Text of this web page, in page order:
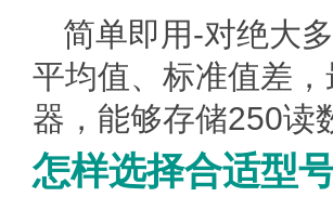
简单即用-对绝大
平均值、标准值差
器，能够存储250读
怎样选择合适型